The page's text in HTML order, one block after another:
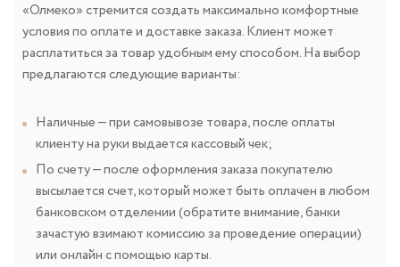
«Олмеко» стремится создать максимально комфортные
условия по оплате и доставке заказа. Клиент может
расплатиться за товар удобным ему способом. На выбор
предлагаются следующие варианты:
Наличные — при самовывозе товара, после оплаты
клиенту на руки выдается кассовый чек;
По счету — после оформления заказа покупателю
высылается счет, который может быть оплачен в любом
банковском отделении (обратите внимание, банки
зачастую взимают комиссию за проведение операции)
или онлайн с помощью карты.